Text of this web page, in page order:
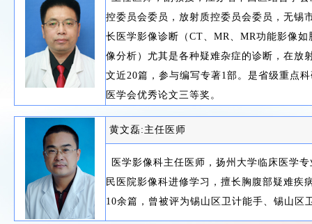
控委员会委员，放射质控委员会委员，无锡
长医学影像诊断（CT、MR、MR功能影像
像分析）尤其是各种疑难杂症的诊断，在放
文近20篇，参与编写专著1部。是省级重点
医学会优秀论文三等奖。
黄文磊:主任医师
医学影像科主任医师，扬州大学临床医学
民医院影像科进修学习，擅长胸腹部疑难疾
10余篇，曾被评为锡山区卫计能手、锡山区